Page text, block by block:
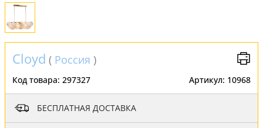
Cloyd ( Россия )
Код товара: 297327 Артикул: 10968
БЕСПЛАТНАЯ ДОСТАВКА